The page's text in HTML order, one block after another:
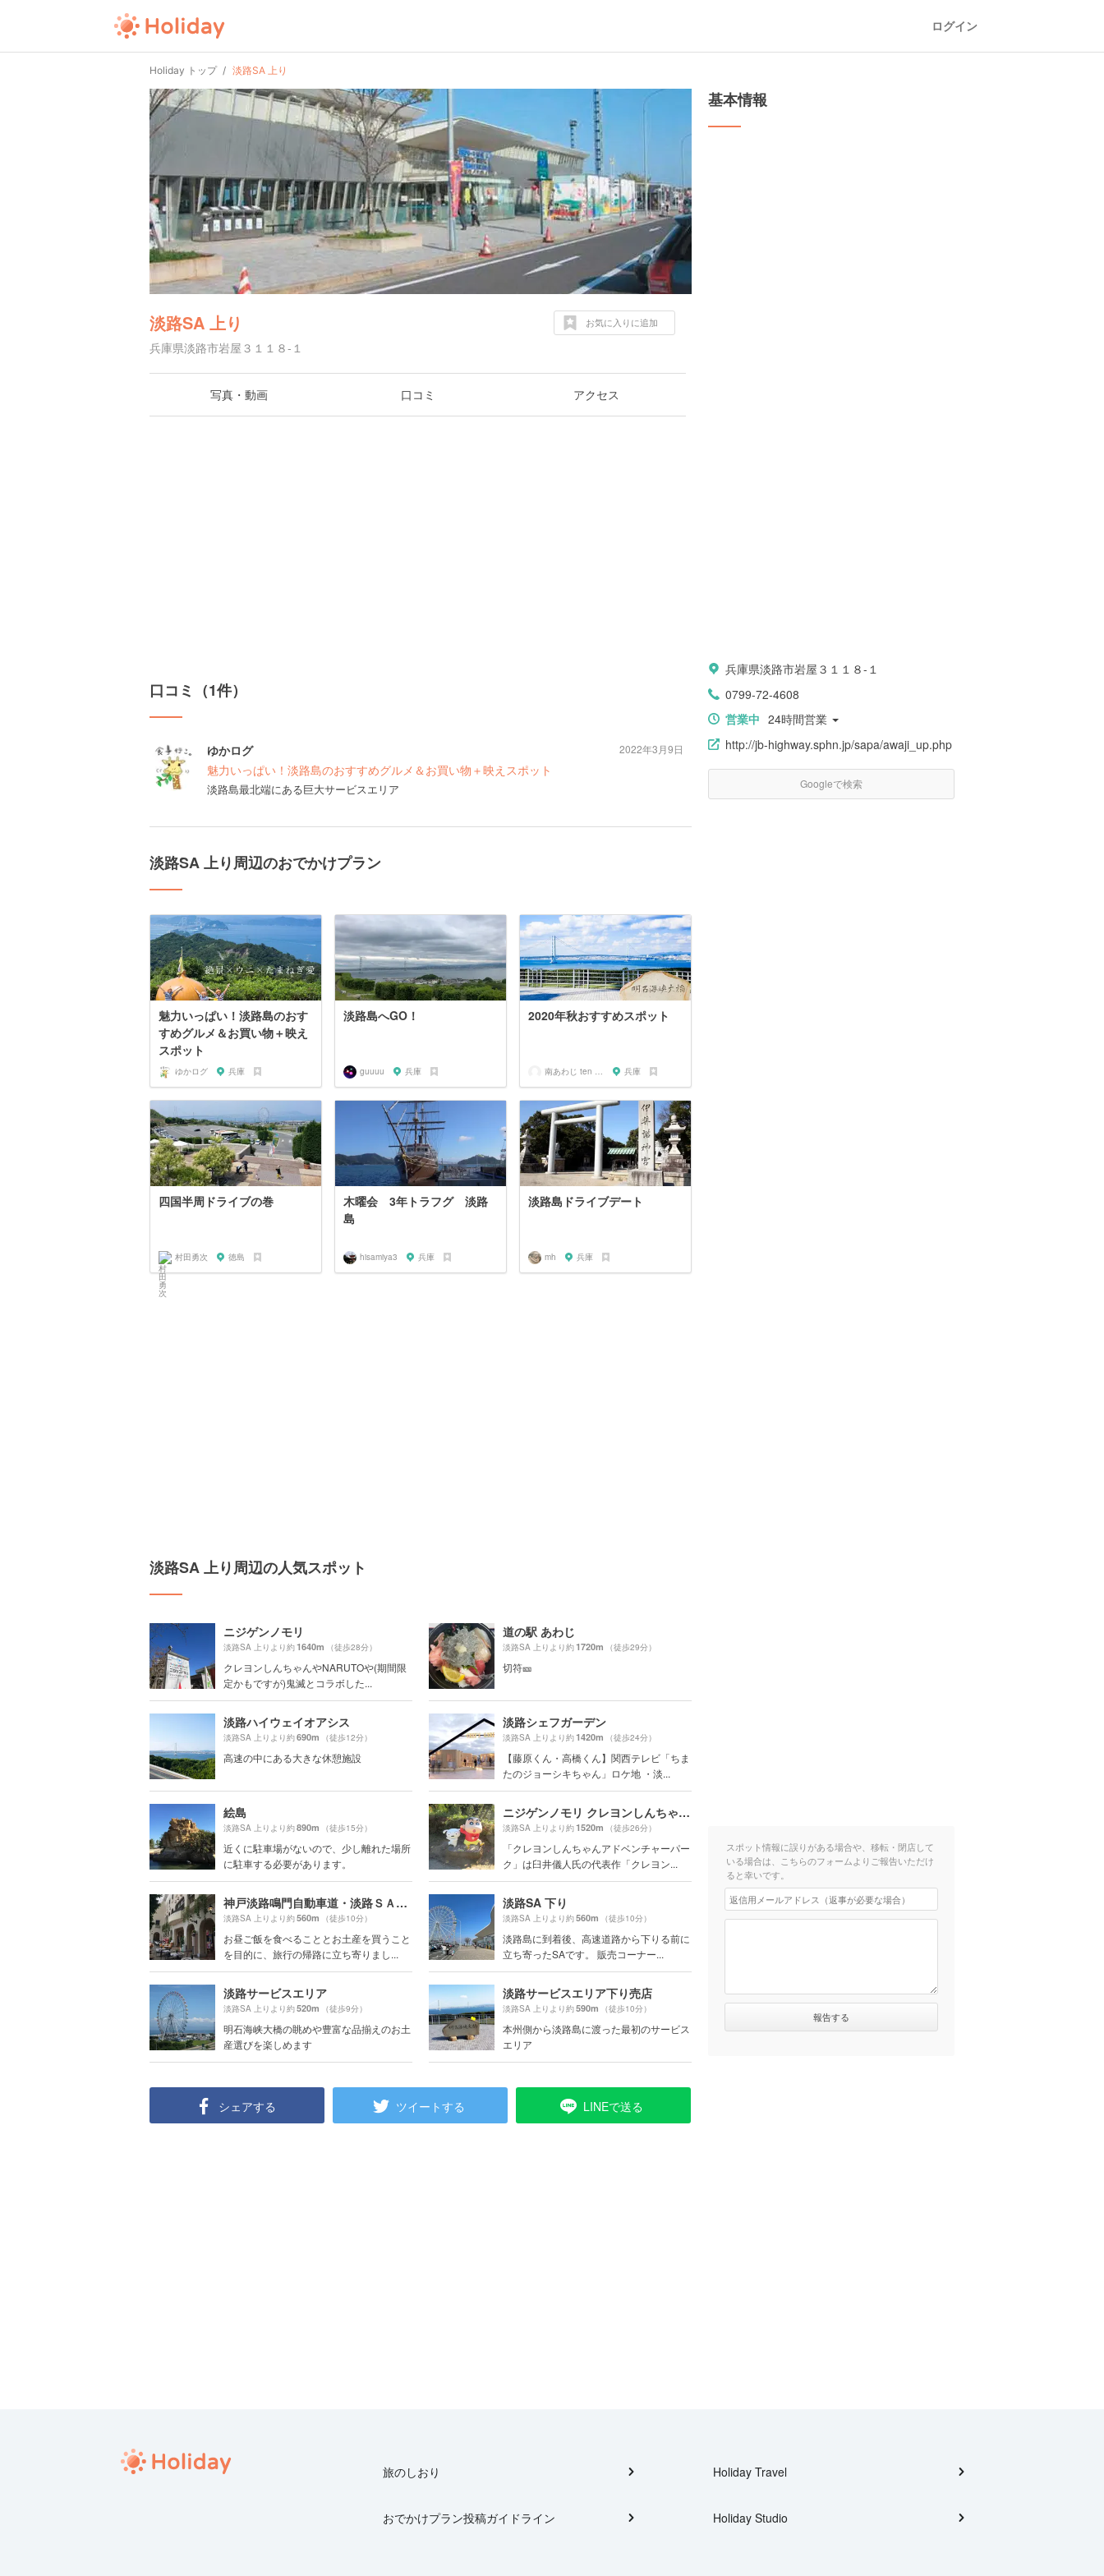
ログイン
Holiday トップ 淡路SA 上り
淡路SA 上り
兵庫県淡路市岩屋３１１８-１
お気に入りに追加
写真・動画 口コミ アクセス
口コミ（1件）
ゆかログ
魅力いっぱい！淡路島のおすすめグルメ＆お買い物＋映えスポット
淡路島最北端にある巨大サービスエリア
2022年3月9日
淡路SA 上り周辺のおでかけプラン
魅力いっぱい！淡路島のおす
すめグルメ＆お買い物＋映え
スポット
ゆかログ 兵庫
淡路島へGO！
guuuu 兵庫
2020年秋おすすめスポット
南あわじ ten ten ten 兵庫
四国半周ドライブの巻
村田勇次 徳島
木曜会 3年トラフグ 淡路
島
hisamiya3 兵庫
淡路島ドライブデート
mh 兵庫
淡路SA 上り周辺の人気スポット
ニジゲンノモリ
淡路SA 上りより約1640m （徒歩28分）
クレヨンしんちゃんやNARUTOや(期間限
定かもですが)鬼滅とコラボした...
道の駅 あわじ
淡路SA 上りより約1720m （徒歩29分）
切符🎫
淡路ハイウェイオアシス
淡路SA 上りより約690m （徒歩12分）
高速の中にある大きな休憩施設
淡路シェフガーデン
淡路SA 上りより約1420m （徒歩24分）
【藤原くん・高橋くん】関西テレビ「ちま
たのジョーシキちゃん」ロケ地 ・淡...
絵島
淡路SA 上りより約890m （徒歩15分）
近くに駐車場がないので、少し離れた場所
に駐車する必要があります。
ニジゲンノモリ クレヨンしんちゃん アドベンチャーパーク
淡路SA 上りより約1520m （徒歩26分）
「クレヨンしんちゃんアドベンチャーパー
ク」は臼井儀人氏の代表作「クレヨン...
神戸淡路鳴門自動車道・淡路ＳＡ下り
淡路SA 上りより約560m （徒歩10分）
お昼ご飯を食べることとお土産を買うこと
を目的に、旅行の帰路に立ち寄りまし...
淡路SA 下り
淡路SA 上りより約560m （徒歩10分）
淡路島に到着後、高速道路から下りる前に
立ち寄ったSAです。 販売コーナー...
淡路サービスエリア
淡路SA 上りより約520m （徒歩9分）
明石海峡大橋の眺めや豊富な品揃えのお土
産選びを楽しめます
淡路サービスエリア下り売店
淡路SA 上りより約590m （徒歩10分）
本州側から淡路島に渡った最初のサービス
エリア
シェアする ツイートする LINEで送る
基本情報
兵庫県淡路市岩屋３１１８-１
0799-72-4608
営業中 24時間営業
http://jb-highway.sphn.jp/sapa/awaji_up.php
Googleで検索
スポット情報に誤りがある場合や、移転・閉店して
いる場合は、こちらのフォームよりご報告いただけ
ると幸いです。
旅のしおり
おでかけプラン投稿ガイドライン
Holiday Travel
Holiday Studio